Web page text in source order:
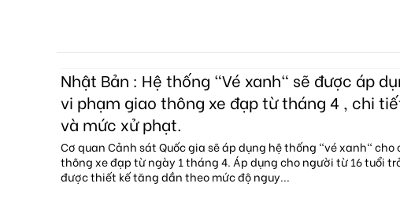
Nhật Bản : Hệ thống "Vé xanh" sẽ được áp
vi phạm giao thông xe đạp từ tháng 4 , chi
và mức xử phạt.
Cơ quan Cảnh sát Quốc gia sẽ áp dụng hệ thống "vé xanh"
thông xe đạp từ ngày 1 tháng 4. Áp dụng cho người từ 16 tuổi
được thiết kế tăng dần theo mức độ nguy...